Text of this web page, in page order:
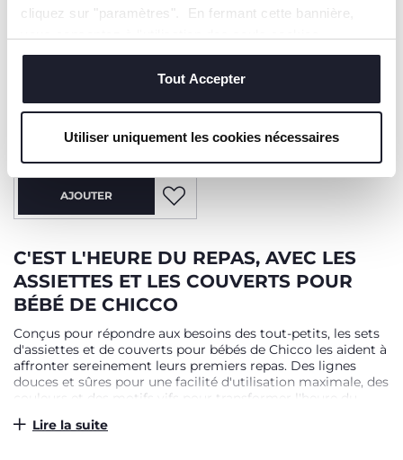
cliquez sur "paramètres". En fermant cette bannière,
techniques, qui sont essentiels au service demandé.
Tout Accepter
Utiliser uniquement les cookies nécessaires
Plat Compartiments
Silicone - 12M+
AJOUTER
C'EST L'HEURE DU REPAS, AVEC LES
ASSIETTES ET LES COUVERTS POUR
BÉBÉ DE CHICCO
Conçus pour répondre aux besoins des tout-petits, les sets
d'assiettes et de couverts pour bébés de Chicco les aident à
affronter sereinement leurs premiers repas. Des lignes
douces et sûres pour une facilité d'utilisation maximale, des
couleurs et des motifs vifs pour transformer l'heure du
repas en une occasion amusante et agréable. Les assiettes
et les couverts pour bébés sont les compagnons
Lire la suite